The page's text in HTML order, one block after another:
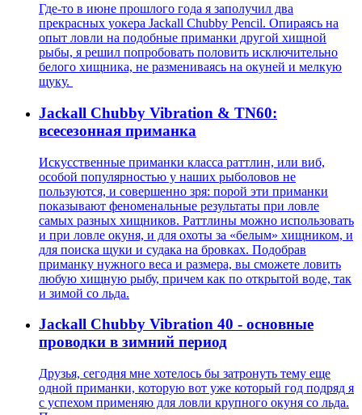
Где-то в июне прошлого года я заполучил два
прекрасных уокера Jackall Chubby Pencil. Опираясь на
опыт ловли на подобные приманки другой хищной
рыбы, я решил попробовать половить исключительно
белого хищника, не размениваясь на окуней и мелкую
щуку.
Jackall Chubby Vibration & TN60:
всесезонная приманка
Искусственные приманки класса раттлин, или виб,
особой популярностью у наших рыболовов не
пользуются, и совершенно зря: порой эти приманки
показывают феноменальные результаты при ловле
самых разных хищников. Раттлины можно использовать
и при ловле окуня, и для охоты за «белым» хищником, и
для поиска щуки и судака на бровках. Подобрав
приманку нужного веса и размера, вы сможете ловить
любую хищную рыбу, причем как по открытой воде, так
и зимой со льда.
Jackall Chubby Vibration 40 - основные
проводки в зимний период
Друзья, сегодня мне хотелось бы затронуть тему еще
одной приманки, которую вот уже который год подряд я
с успехом применяю для ловли крупного окуня со льда.